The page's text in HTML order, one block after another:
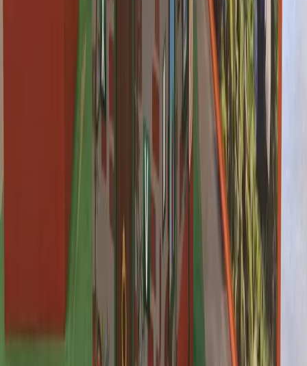
In Gasloos & Duurzaam wonen komen onderwerpen aan de orde als:
hoe bespaar je stroom en gas en waar verspil je dit eigenlijk zonder het